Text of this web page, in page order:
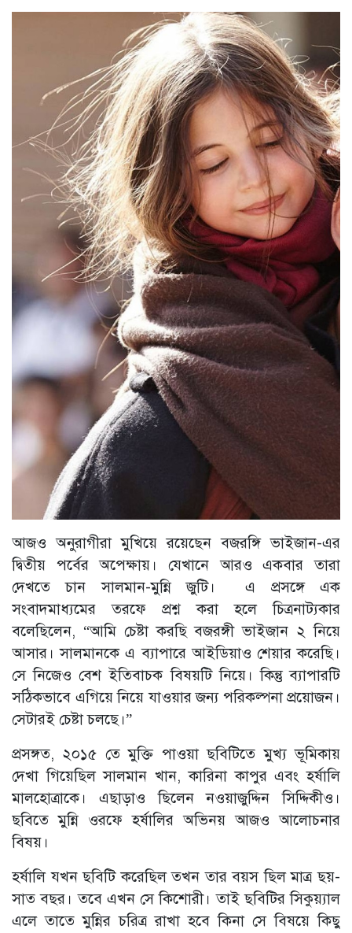
আজও অনুরাগীরা মুখিয়ে রয়েছেন বজরঙ্গি ভাইজান-এর
দ্বিতীয় পর্বের অপেক্ষায়। যেখানে আরও একবার তারা
দেখতে চান সালমান-মুন্নি জুটি। এ প্রসঙ্গে এক
সংবাদমাধ্যমের তরফে প্রশ্ন করা হলে চিত্রনাট্যকার
বলেছিলেন, “আমি চেষ্টা করছি বজরঙ্গী ভাইজান ২ নিয়ে
আসার। সালমানকে এ ব্যাপারে আইডিয়াও শেয়ার করেছি।
সে নিজেও বেশ ইতিবাচক বিষয়টি নিয়ে। কিন্তু ব্যাপারটি
সঠিকভাবে এগিয়ে নিয়ে যাওয়ার জন্য পরিকল্পনা প্রয়োজন।
সেটারই চেষ্টা চলছে।”
প্রসঙ্গত, ২০১৫ তে মুক্তি পাওয়া ছবিটিতে মুখ্য ভূমিকায়
দেখা গিয়েছিল সালমান খান, কারিনা কাপুর এবং হর্ষালি
মালহোত্রাকে। এছাড়াও ছিলেন নওয়াজুদ্দিন সিদ্দিকীও।
ছবিতে মুন্নি ওরফে হর্ষালির অভিনয় আজও আলোচনার
বিষয়।
হর্ষালি যখন ছবিটি করেছিল তখন তার বয়স ছিল মাত্র ছয়-
সাত বছর। তবে এখন সে কিশোরী। তাই ছবিটির সিকুয়্যাল
এলে তাতে মুন্নির চরিত্র রাখা হবে কিনা সে বিষয়ে কিছু